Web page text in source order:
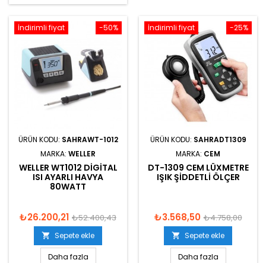
-50%
İndirimli fiyat
ÜRÜN KODU: SAHRAWT-1012
MARKA: WELLER
WELLER WT1012 DIGITAL
ISI AYARLI HAVYA
80WATT
₺26.200,21 ₺52.400,43
 Sepete ekle
Daha fazla
-25%
İndirimli fiyat
ÜRÜN KODU: SAHRADT1309
MARKA: CEM
DT-1309 CEM LÜXMETRE
IŞIK ŞIDDETLI ÖLÇER
₺3.568,50 ₺4.758,00
 Sepete ekle
Daha fazla